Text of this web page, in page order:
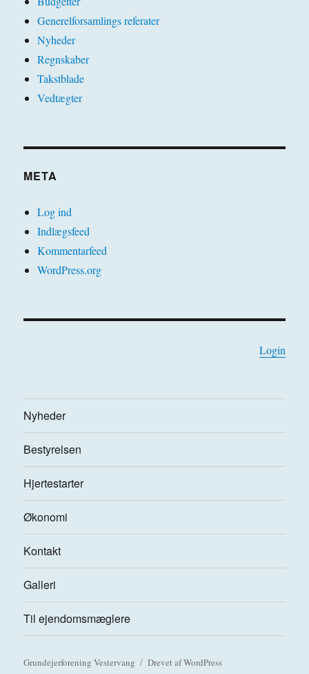
Generelforsamlings referater
Nyheder
Regnskaber
Takstblade
Vedtægter
META
Log ind
Indlægsfeed
Kommentarfeed
WordPress.org
Login
Nyheder
Bestyrelsen
Hjertestarter
Økonomi
Kontakt
Galleri
Til ejendomsmæglere
Grundejerforening Vestervang Drevet af WordPress